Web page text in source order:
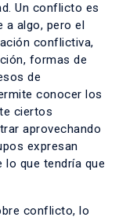
Un conflicto es
algo, pero el
conflictiva,
formas de
de
conocer los
ciertos
aprovechando
expresan
que tendría que
conflicto, lo